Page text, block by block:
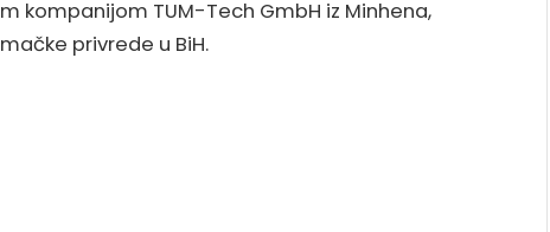
kompanijom TUM-Tech GmbH iz Minhena,
privrede u BiH.